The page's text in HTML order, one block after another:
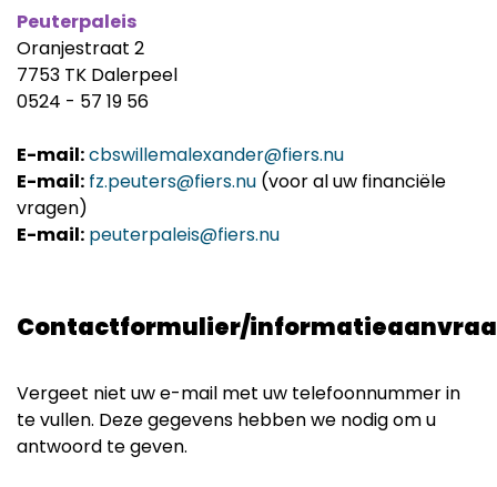
Peuterpaleis
Oranjestraat 2
7753 TK Dalerpeel
0524 - 57 19 56
E-mail:cbswillemalexander@fiers.nu​
E-mail: fz.peuters@fiers.nu (voor al uw financiële
vragen)
E-mail: peuterpaleis@fiers.nu
Contactformulier/
Vergeet niet uw e-mail met uw telefoonnummer in
te vullen. Deze gegevens hebben we nodig om u
antwoord te geven.